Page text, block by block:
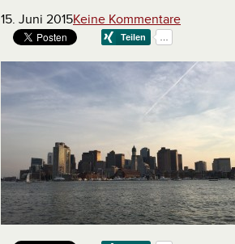
15. Juni 2015Keine Kommentare